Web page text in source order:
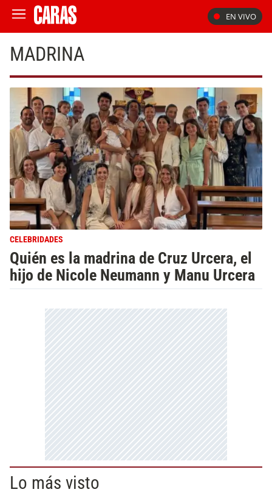
EN VIVO
MADRINA
CELEBRIDADES
Quién es la madrina de Cruz Urcera, el
hijo de Nicole Neumann y Manu Urcera
Lo más visto